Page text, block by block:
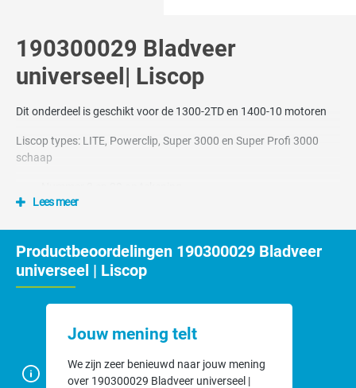
190300029 Bladveer
universeel| Liscop
Dit onderdeel is geschikt voor de 1300-2TD en 1400-10 motoren
Liscop types: LITE, Powerclip, Super 3000 en Super Profi 3000
schaap
Lees meer
Productbeoordelingen 190300029 Bladveer
universeel | Liscop
Jouw mening telt
We zijn zeer benieuwd naar jouw mening
over 190300029 Bladveer universeel |